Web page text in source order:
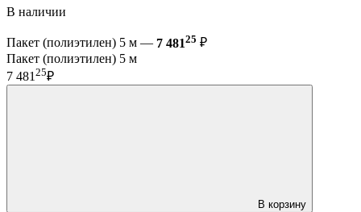
В наличии
Пакет (полиэтилен) 5 м — 7 48125 ₽
Пакет (полиэтилен) 5 м
7 481 25₽
В корзину